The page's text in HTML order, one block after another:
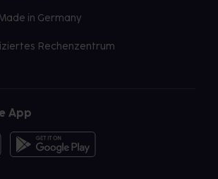
in Germany
Rechenzentrum
App